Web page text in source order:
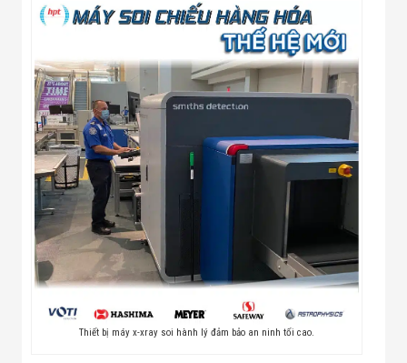
THIẾT BỊ
CHUYÊN
DỤNG
Máy Dò Tạp
Chất
Màn Hình
Tương Tác
Màn Hình LED
Thiết Bị Chống
Ghi Âm
Máy X-Ray
Loại Công
Nghiệp
Thiết Bị Công
Nghệ Cao
Chuyên Dụng
Đo Lực - Sức
Thiết bị máy x-xray soi hành lý đảm bảo an ninh tối cao.